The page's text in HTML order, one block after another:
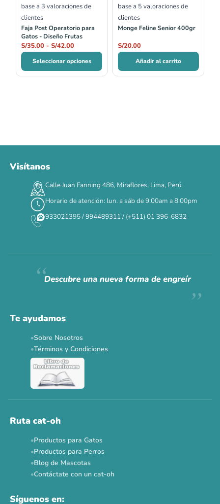
base a 3 valoraciones de
clientes
Faja Post Operatorio para
Gatos - Diseño Frutas
S/35.00 - S/42.00
Seleccionar opciones
base a 5valoraciones de
clientes
Monge Feline Senior 400gr
S/20.00
Añadir al carrito
Visítanos
Calle Juan Fanning 486, Miraflores, Lima, Perú
Horario de atención: lun. a sáb de 9:00am a 8:00pm
933021395 / 994489311 / (+511) 01 396-6832
Descubre una nueva forma de engreír
Te ayudamos
Sobre Nosotros
Términos y Condiciones
Ruta cat-oh
Productos para Gatos
Productos para Perros
Blog de Mascotas
Contáctate con un cat-oh
Síguenos en: